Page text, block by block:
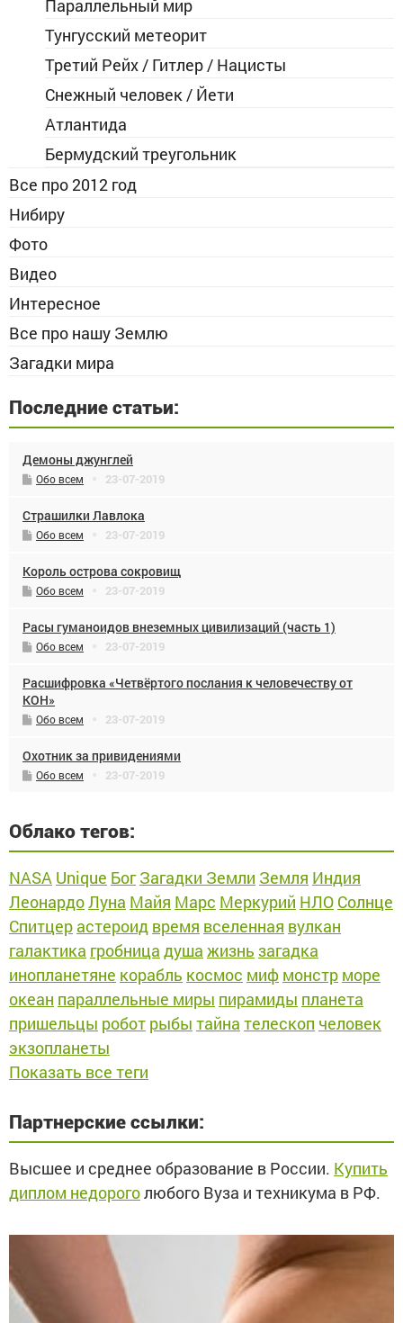
Параллельный мир
Тунгусский метеорит
Третий Рейх / Гитлер / Нацисты
Снежный человек / Йети
Атлантида
Бермудский треугольник
Все про 2012 год
Нибиру
Фото
Видео
Интересное
Все про нашу Землю
Загадки мира
Последние статьи:
Демоны джунглей
Обо всем 23-07-2019
Страшилки Лавлока
Обо всем 23-07-2019
Король острова сокровищ
Обо всем 23-07-2019
Расы гуманоидов внеземных цивилизаций (часть 1)
Обо всем 23-07-2019
Расшифровка «Четвёртого послания к человечеству от
КОН»
Обо всем 23-07-2019
Охотник за привидениями
Обо всем 23-07-2019
Облако тегов:
NASA Unique Бог Загадки Земли Земля Индия
ЛеонардоЛуна Майя Марс Меркурий НЛО Солнце
Спитцер астероид время вселенная вулкан
галактика гробница душа жизнь загадка
инопланетяне корабль космос миф монстр море
океан параллельные миры пирамиды планета
пришельцы робот рыбы тайна телескоп человек
экзопланеты
Показать все теги
Партнерские ссылки:
Высшее и среднее образование в России. Купить
диплом недороголюбого Вуза и техникума в РФ.